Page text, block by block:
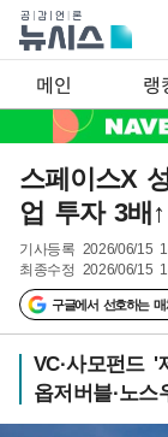
메인 랭
스페이스X
업 투자 3배↑
기사등록 2026/06/15
최종수정 2026/06/15
구글에서 선호하는
VC·사모펀드
옵저버블·노